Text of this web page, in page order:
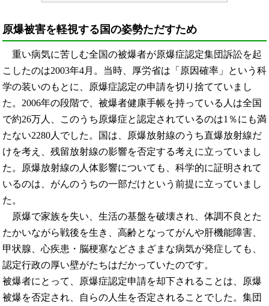
原爆被害を軽視する国の姿勢ただすため
重い病気に苦しむ全国の被爆者が原爆症認定集団訴訟を起
こしたのは2003年4月。当時、厚労省は「原因確率」という科
学の装いのもとに、原爆症認定の申請を切り捨てていまし
た。2006年の段階で、被爆者健康手帳を持っている人は全国
で約26万人、このうち原爆症と認定されているのは1％にも満
たない2280人でした。国は、原爆放射線のうち直爆放射線だ
けを考え、残留放射線の影響を否定する考えに立っていまし
た。原爆放射線の人体影響についても、科学的に証明されて
いるのは、がんのうちの一部だけという前提に立っていまし
た。
原爆で家族を失い、生活の基盤を破壊され、体調不良とた
たかいながら戦後を生き、高齢となってがんや肝機能障害、
甲状腺、心疾患・脳梗塞などさまざまな病気が発症しても、
認定行政の厚い壁がたちはだかっていたのです。
被爆者にとって、原爆症認定申請を却下されることは、原爆
被爆を否定され、自らの人生を否定されることでした。集団